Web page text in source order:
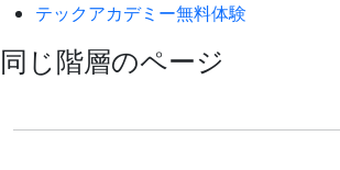
テックアカデミー無料体験
同じ階層のページ